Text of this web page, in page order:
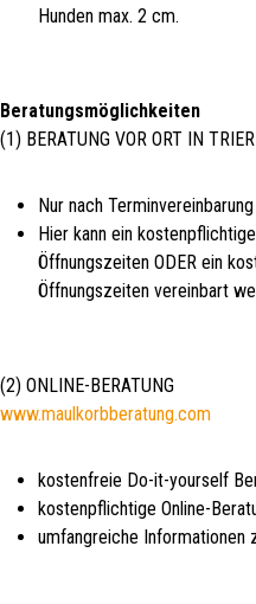
Hunden max. 2 cm.
Beratungsmöglichkeiten
(1) BERATUNG VOR ORT IN TRIER
Nur nach Terminvereinbarung
Hier kann ein
Öffnungszeiten ODER ein
Öffnungszeiten vereinbart
(2) ONLINE-BERATUNG
www.maulkorbberatung.com
kostenfreie Do-it-yourself
kostenpflichtige Online-
umfangreiche Informationen